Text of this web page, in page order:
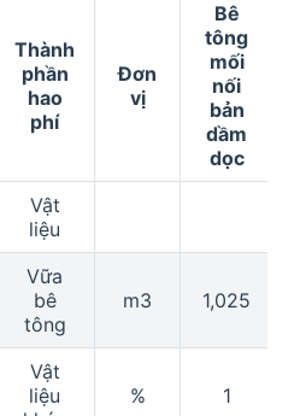
Thành
phần
hao
phí
Đơn
vị
Bê
tông
mối
nối
bản
dầm
dọc
Vật
liệu
Vữa
bê
tông
m3 1,025
Vật
liệu
% 1